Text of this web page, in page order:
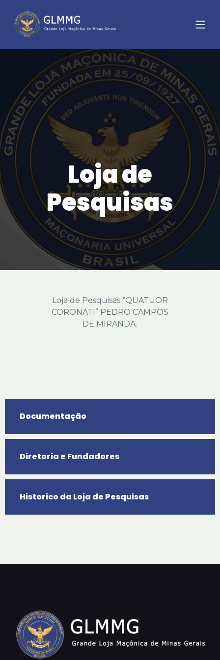
Loja de
Pesquisas
Loja de Pesquisas “QUATUOR
CORONATI” PEDRO CAMPOS
DE MIRANDA.
Documentação
Diretoria e Fundadores
Historico da Loja de Pesquisas